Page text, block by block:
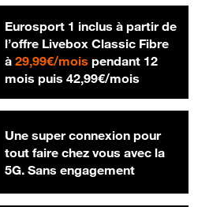
Eurosport 1 inclus à partir de
l’offre Livebox Classic Fibre
à 29,99€/mois29,99 € par mois
pendant 12
mois puis 42,99€/mois42,99 € par
Une super connexion pour
tout faire chez vous avec la
5G. Sans engagement